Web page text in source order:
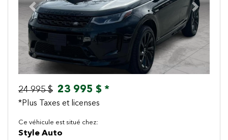
Previous Next
24 995 $ 23 995 $ *
*Plus Taxes et licenses
Ce véhicule est situé chez:
Style Auto